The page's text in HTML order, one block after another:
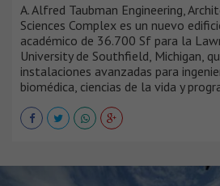
A. Alfred Taubman Engineering,
Sciences Complex es un nuevo
académico de 36.700 Sf para la
University de Southfield, Michigan,
instalaciones avanzadas para
biomédica, ciencias de la vida y